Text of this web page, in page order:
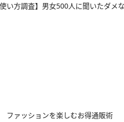
使い方調査】男女500人に聞いたダメ
ファッションを楽しむお得通販術